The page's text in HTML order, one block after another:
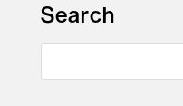
Search